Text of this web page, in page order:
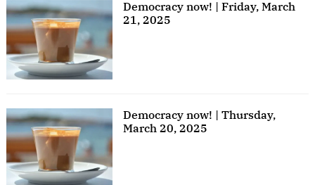
Democracy now! | Friday, March
21, 2025
Democracy now! | Thursday,
March 20, 2025